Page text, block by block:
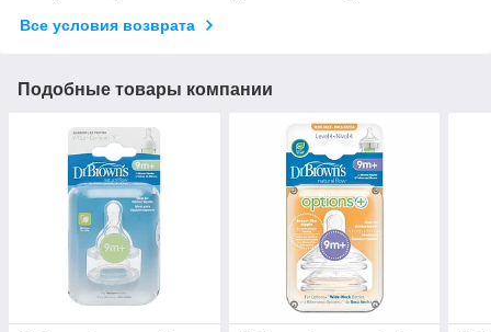
Все условия возврата
Подобные товары компании